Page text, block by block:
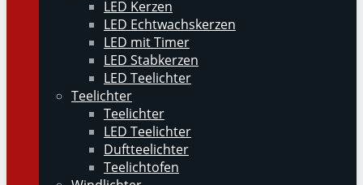
LED Kerzen
LED Echtwachskerzen
LED mit Timer
LED Stabkerzen
LED Teelichter
Teelichter
Teelichter
LED Teelichter
Duftteelichter
Teelichtofen